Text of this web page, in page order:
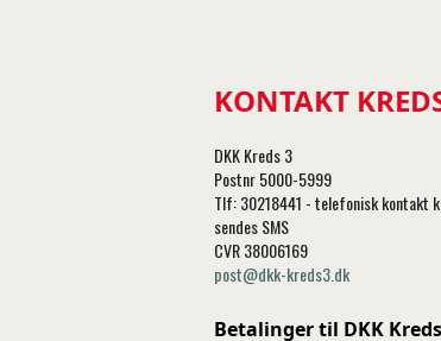
KONTAKT
DKK Kreds 3
Postnr 5000-5999
Tlf: 30218441 - telefonisk kontakt
sendes SMS
CVR 38006169
post@dkk-kreds3.dk
Betalinger til DKK